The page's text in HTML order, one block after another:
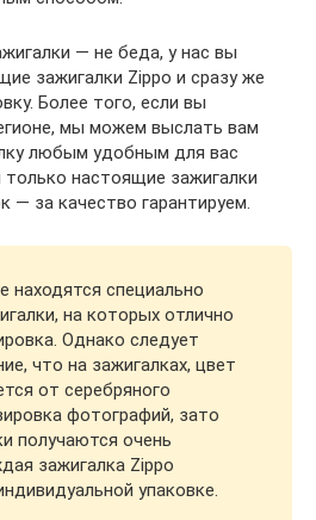
— не беда, у нас вы
зажигалки Zippo и сразу же
Более того, если вы
мы можем выслать вам
любым удобным для вас
настоящие зажигалки
— за качество гарантируем.
находятся специально
на которых отлично
Однако следует
что на зажигалках, цвет
от серебряного
фотографий, зато
получаются очень
зажигалка Zippo
упаковке.